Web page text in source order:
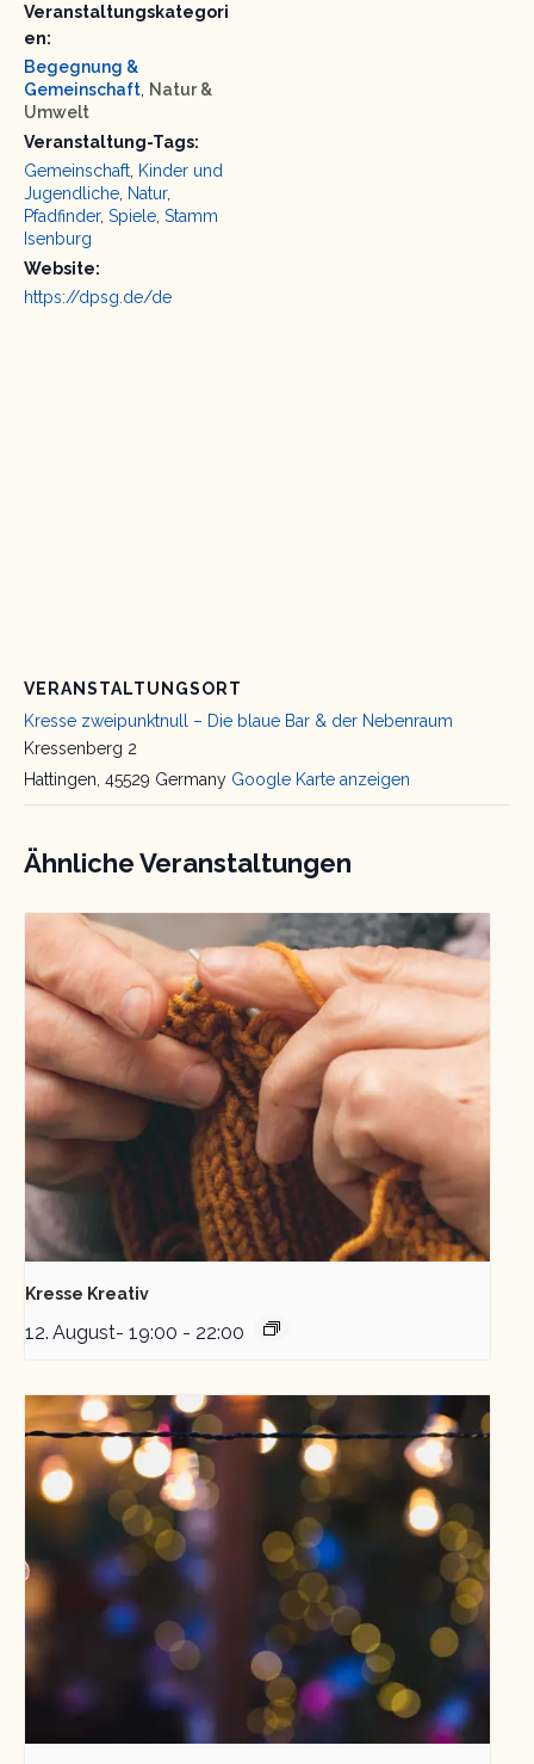
Veranstaltungskategori
en:
Begegnung &
Gemeinschaft Natur &
Umwelt
Veranstaltung-Tags:
Gemeinschaft Kinder und
Jugendliche Natur,
Pfadfinder, Spiele Stamm
Isenburg
Website:
https://dpsg.de/de
VERANSTALTUNGSORT
Kresse zweipunktnull – Die blaue Bar & der Nebenraum
Kressenberg 2
Hattingen 45529 Germany Google Karte anzeigen
Ähnliche Veranstaltungen
Kresse Kreativ
12. August- 19:00 - 22:00